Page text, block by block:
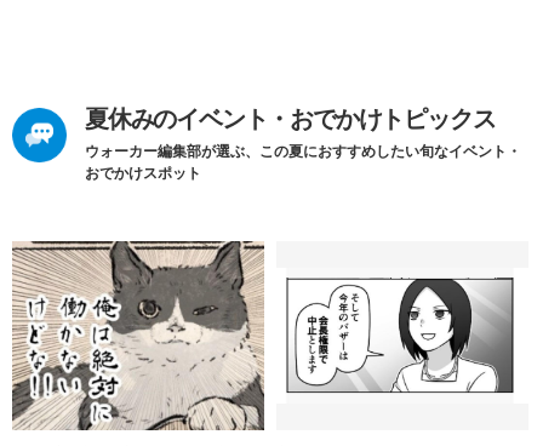
夏休みのイベント・おでかけトピックス
ウォーカー編集部が選ぶ、この夏におすすめしたい旬なイベント・
おでかけスポット